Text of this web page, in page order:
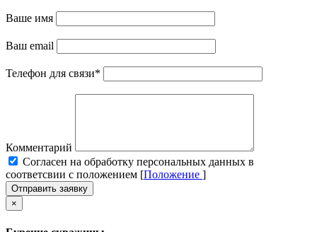
Ваше имя
Ваш email
Телефон для связи*
Комментарий
Cогласен на обработку персональных данных в
соответсвии с положением [Положение ]
Отправить заявку
×